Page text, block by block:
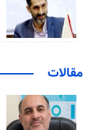
مقالات